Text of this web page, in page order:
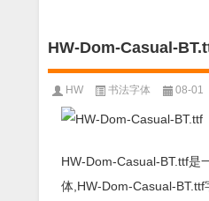
HW-Dom-Casual-
HW 书法字体 08-01
HW-Dom-Casual-BT.ttf是
体,HW-Dom-Casual-BT.ttf